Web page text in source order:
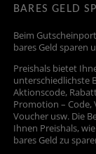
BARES GELD
Beim
bares Geld sparen
Preishals bietet
unterschiedlichste
Aktionscode,
Promotion – Code,
Voucher usw. Die
Ihnen Preishals,
bares Geld zu